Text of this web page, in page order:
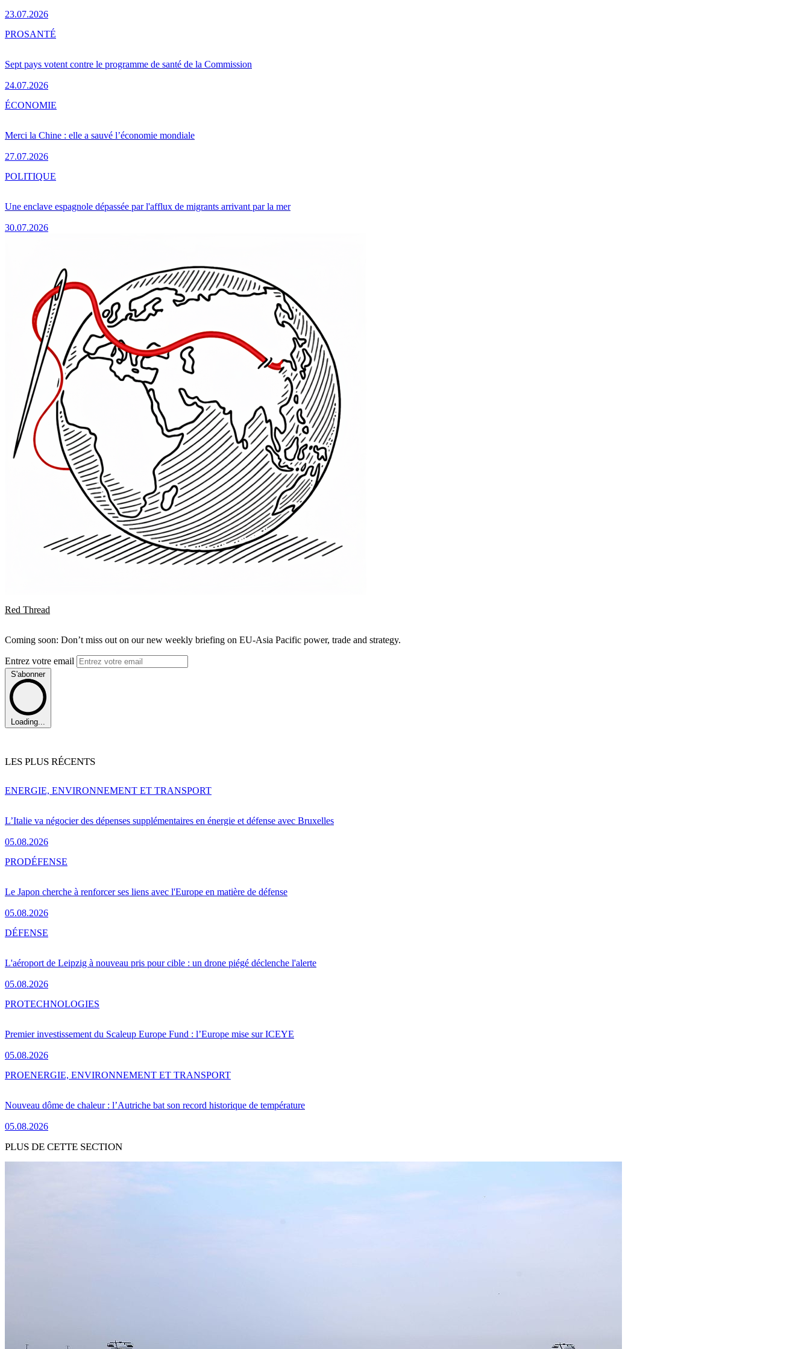
23.07.2026
Sept pays votent contre le programme de santé de la Commission
24.07.2026
PROSANTÉ
Merci la Chine : elle a sauvé l’économie mondiale
27.07.2026
ÉCONOMIE
Une enclave espagnole dépassée par l'afflux de migrants arrivant par la mer
30.07.2026
POLITIQUE
Red Thread
Coming soon: Don’t miss out on our new weekly briefing on EU-Asia Pacific power, trade and strategy.
Entrez votre email
S'abonner
Loading...
LES PLUS RÉCENTS
L’Italie va négocier des dépenses supplémentaires en énergie et défense avec Bruxelles
05.08.2026
ENERGIE, ENVIRONNEMENT ET TRANSPORT
Le Japon cherche à renforcer ses liens avec l'Europe en matière de défense
05.08.2026
PRODÉFENSE
L'aéroport de Leipzig à nouveau pris pour cible : un drone piégé déclenche l'alerte
05.08.2026
DÉFENSE
Premier investissement du Scaleup Europe Fund : l’Europe mise sur ICEYE
05.08.2026
PROTECHNOLOGIES
Nouveau dôme de chaleur : l’Autriche bat son record historique de température
05.08.2026
PROENERGIE, ENVIRONNEMENT ET TRANSPORT
PLUS DE CETTE SECTION